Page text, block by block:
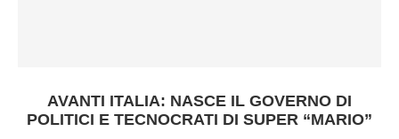
AVANTI ITALIA: NASCE IL GOVERNO DI
POLITICI E TECNOCRATI DI SUPER “MARIO”